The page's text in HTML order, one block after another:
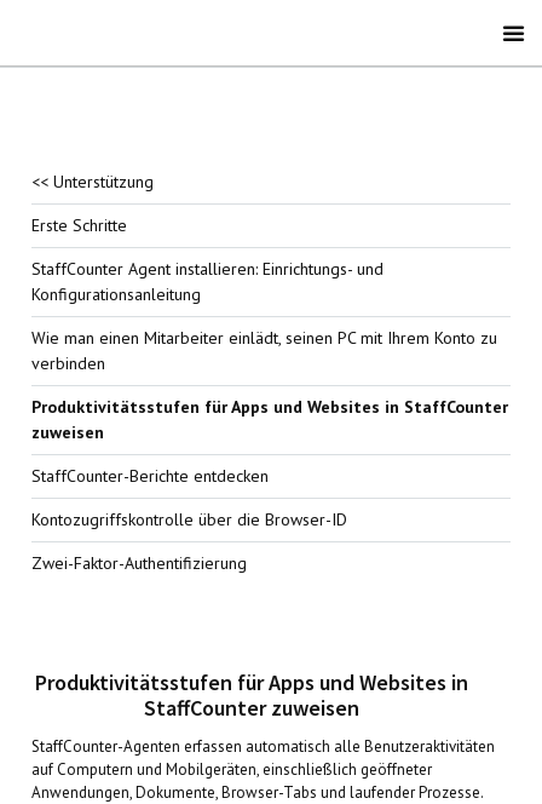
<< Unterstützung
Erste Schritte
StaffCounter Agent installieren: Einrichtungs- und
Konfigurationsanleitung
Wie man einen Mitarbeiter einlädt, seinen PC mit Ihrem Konto zu
verbinden
Produktivitätsstufen für Apps und Websites in StaffCounter
zuweisen
StaffCounter-Berichte entdecken
Kontozugriffskontrolle über die Browser-ID
Zwei-Faktor-Authentifizierung
Produktivitätsstufen für Apps und Websites in
StaffCounter zuweisen
StaffCounter-Agenten erfassen automatisch alle Benutzeraktivitäten
auf Computern und Mobilgeräten, einschließlich geöffneter
Anwendungen, Dokumente, Browser-Tabs und laufender Prozesse.